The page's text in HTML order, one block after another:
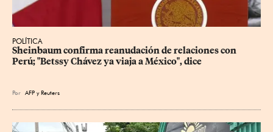
POLÍTICA
Sheinbaum confirma reanudación de relaciones con
Perú; "Betssy Chávez ya viaja a México", dice
Por AFP yReuters